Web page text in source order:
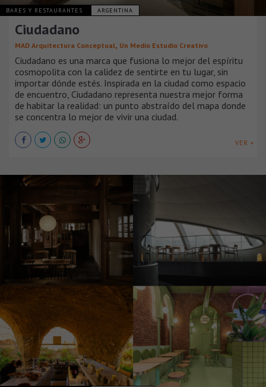
BARES Y RESTAURANTES ARGENTINA
Ciudadano
MAD Arquitectura Conceptual, Un Medio Estudio Creativo
Ciudadano es una marca que fusiona lo mejor del espíritu
cosmopolita con la calidez de sentirte en tu lugar, sin
importar dónde estés. Inspirada en la ciudad como espacio
de encuentro, Ciudadano representa nuestra mejor forma
de habitar la realidad: un punto abstraído del mapa donde
se concentra lo mejor de vivir una ciudad.
VER +